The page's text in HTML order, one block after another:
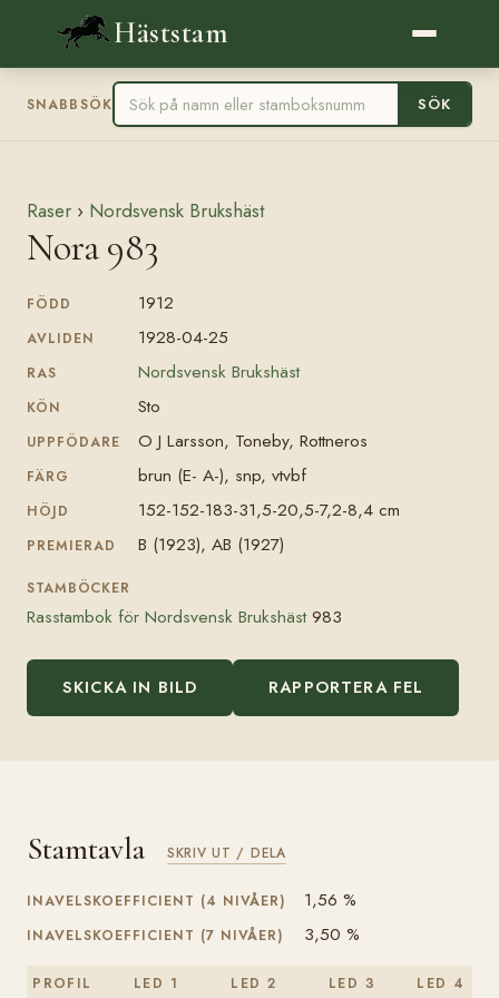
Häststam
SNABBSÖK SÖK
Raser › Nordsvensk Brukshäst
Nora 983
FÖDD 1912
AVLIDEN 1928-04-25
RAS Nordsvensk Brukshäst
KÖN Sto
UPPFÖDARE O J Larsson, Toneby, Rottneros
FÄRG brun (E- A-), snp, vtvbf
HÖJD 152-152-183-31,5-20,5-7,2-8,4 cm
PREMIERAD B (1923), AB (1927)
STAMBÖCKER
Rasstambok för Nordsvensk Brukshäst983
SKICKA IN BILD RAPPORTERA FEL
Stamtavla SKRIV UT / DELA
INAVELSKOEFFICIENT (4 NIVÅER) 1,56 %
INAVELSKOEFFICIENT (7 NIVÅER) 3,50 %
PROFIL LED 1 LED 2 LED 3 LED 4